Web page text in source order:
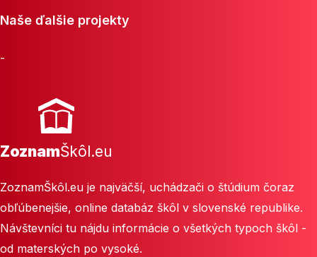
Naše ďalšie projekty
-
ZoznamŠkôl.eu
ZoznamŠkôl.eu je najväčší, uchádzači o štúdium čoraz
obľúbenejšie, online databáz škôl v slovenské republike.
Návštevníci tu nájdu informácie o všetkých typoch škôl -
od materských po vysoké.